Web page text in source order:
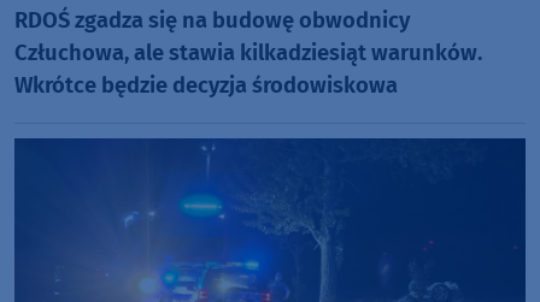
RDOŚ zgadza się na budowę obwodnicy
Człuchowa, ale stawia kilkadziesiąt warunków.
Wkrótce będzie decyzja środowiskowa